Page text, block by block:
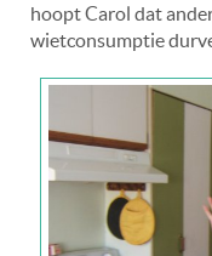
hoopt Carol dat
wietconsumptie